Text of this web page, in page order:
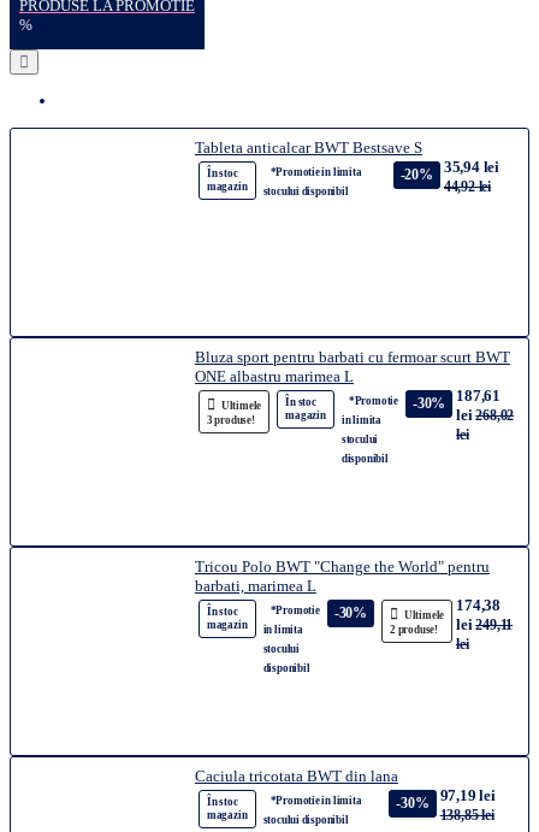
PRODUSE LA PROMOTIE
%
Tableta anticalcar BWT Bestsave S
În stoc
magazin
*Promotie in limita
stocului disponibil
-20% 35,94 lei
44,92 lei
Bluza sport pentru barbati cu fermoar scurt BWT
ONE albastru marimea L
Ultimele
3 produse!
În stoc
magazin
*Promotie
in limita
stocului
disponibil
-30%
187,61
lei 268,02
lei
Tricou Polo BWT "Change the World" pentru
barbati, marimea L
Ultimele
2 produse!
În stoc
magazin
*Promotie
in limita
stocului
disponibil
-30%
174,38
lei 249,11
lei
Caciula tricotata BWT din lana
În stoc
magazin
*Promotie in limita
stocului disponibil
-30% 97,19 lei
138,85 lei